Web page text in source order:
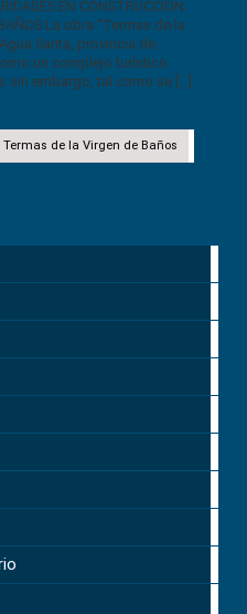
EN CONSTRUCCIÓN
La obra “Termas de la
Santa, provincia de
un complejo turístico
sin embargo, tal como se […]
Termas de la Virgen de Baños